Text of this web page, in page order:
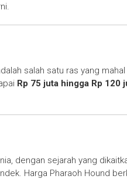
salah satu ras yang
Rp 75 juta hingga Rp 120
dengan sejarah yang
Harga Pharaoh Hound